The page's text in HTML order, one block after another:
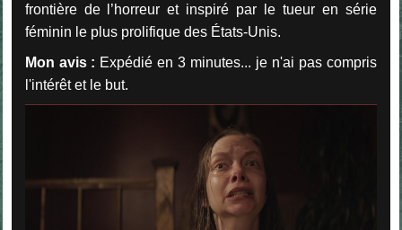
frontière de l’horreur et inspiré par le tueur en série
féminin le plus prolifique des États-Unis.
Mon avis : Expédié en 3 minutes... je n'ai pas compris
l'intérêt et le but.